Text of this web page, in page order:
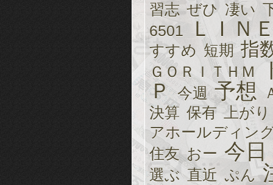
習志 ぜひ 凄い
6501
ＬＩＮ
すすめ 短期 指
ＧＯＲＩＴＨＭ
Ｐ 今週 予想
決算 保有 上がり
アホールディン
住友 おー 今日
選ぶ 直近 ぷん